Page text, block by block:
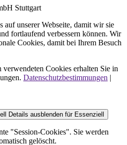
Stuttgart
unserer Webseite, damit wir sie
fortlaufend verbessern können. Wir
Cookies, damit bei Ihrem Besuch
Cookies erhalten Sie in
Datenschutzbestimmungen |
Details ausblenden für Essenziell
"Session-Cookies". Sie werden
gelöscht.